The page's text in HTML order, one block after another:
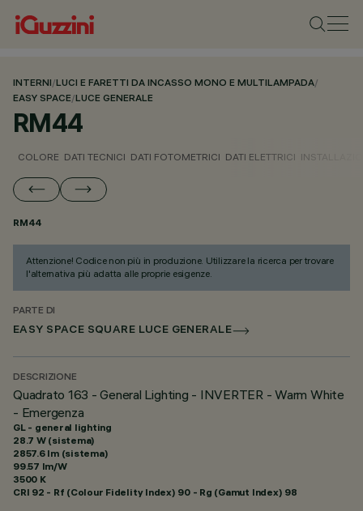
INTERNI/LUCI E FARETTI DA INCASSO MONO E MULTILAMPADA/
EASY SPACE/LUCE GENERALE
RM44
COLORE DATI TECNICI DATI FOTOMETRICI DATI ELETTRICI
RM44
Attenzione! Codice non più in produzione. Utilizzare la ricerca per trovare
l'alternativa più adatta alle proprie esigenze.
PARTE DI
EASY SPACE SQUARE LUCE GENERALE
DESCRIZIONE
Quadrato 163 - General Lighting - INVERTER - Warm White
- Emergenza
GL - general lighting
28.7 W (sistema)
2857.6 lm (sistema)
99.57 lm/W
3500 K
CRI 92 - Rf (Colour Fidelity Index) 90 - Rg (Gamut Index) 98